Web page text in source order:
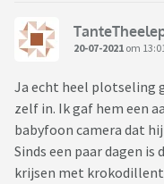
20-07-2021 om 13:01
Ja echt heel plotseling
zelf in. Ik gaf hem een
babyfoon camera dat
Sinds een paar dagen
krijsen met